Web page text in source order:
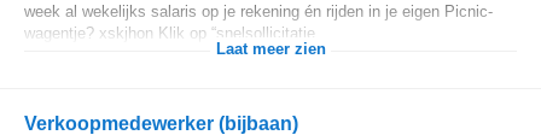
week al wekelijks salaris op je rekening én rijden in je eigen Picnic-
wagentje? xskjhon Klik op “snelsollicitatie...
Laat meer zien
Verkoopmedewerker (bijbaan)